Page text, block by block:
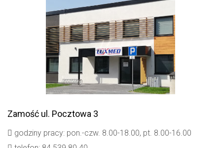
Zamość ul. Pocztowa 3
godziny pracy: pon.-czw. 8.00-18.00, pt. 8.00-16.00